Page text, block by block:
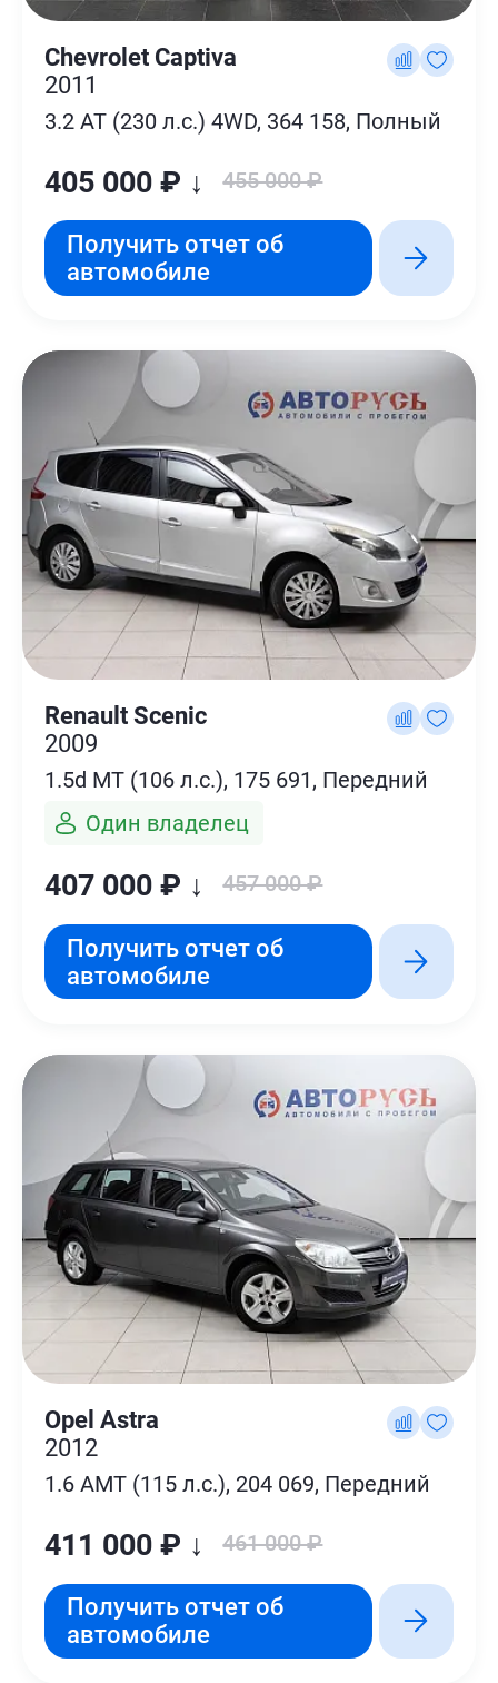
Chevrolet Captiva
2011
3.2 AT (230 л.с.) 4WD, 364 158, Полный
405 000 ₽ ↓ 455 000 ₽
Получить отчет об
автомобиле
Renault Scenic
2009
1.5d MT (106 л.с.), 175 691, Передний
Один владелец
407 000 ₽ ↓ 457 000 ₽
Получить отчет об
автомобиле
Opel Astra
2012
1.6 AMT (115 л.с.), 204 069, Передний
411 000 ₽ ↓ 461 000 ₽
Получить отчет об
автомобиле